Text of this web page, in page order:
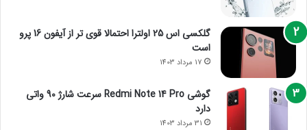
گلکسی اس 25 اولترا احتمالا قوی تر از آیفون 16 پرو
است
17 مرداد 1403
گوشی Redmi Note 14 Pro سرعت شارژ 90 واتی
دارد
31 مرداد 1403